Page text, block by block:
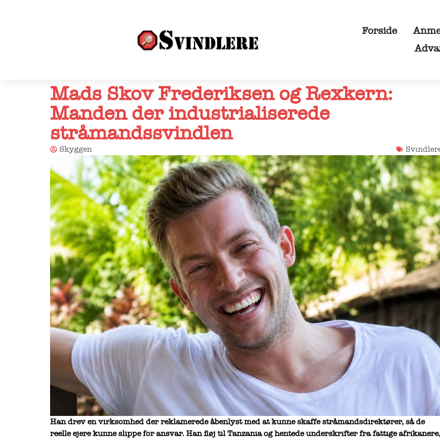
Forside
Mads Skov Frederiksen og Rexkern:
Manden der industrialiserede
stråmandssvindlen
Skyggen
Han drev en virksomhed der reklamerede åbenlyst med at kunne skaffe stråmandsdirektører, så de
reelle ejere kunne slippe for ansvar. Han fløj til Tanzania og hentede underskrifter fra fattige afrikanere,